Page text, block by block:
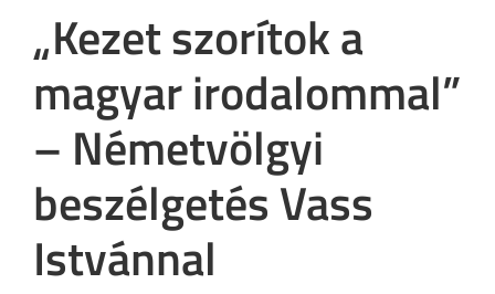
„Kezet szorítok a
magyar irodalommal”
– Németvölgyi
beszélgetés Vass
Istvánnal